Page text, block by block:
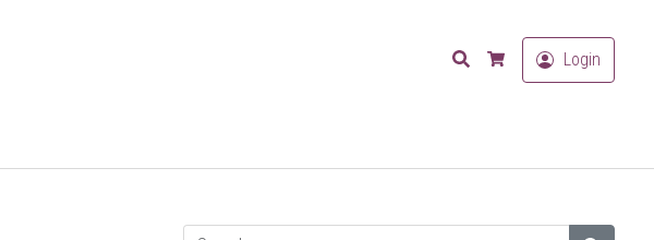
Search
Cart
Login